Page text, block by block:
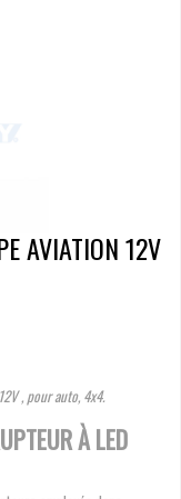
AVIATION 12V
, pour auto, 4x4.
À LED